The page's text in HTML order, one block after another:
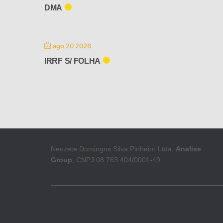
DMA
ago 20 2026
IRRF S/ FOLHA
Neuzete Domingos Silva Pinheiro Ltda, Analise
Group , CNPJ 08.763.404/0001-49